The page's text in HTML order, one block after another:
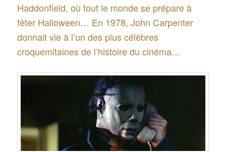
Haddonfield, où tout le monde se prépare à
fêter Halloween… En 1978, John Carpenter
donnait vie à l’un des plus célèbres
croquemitaines de l’histoire du cinéma…